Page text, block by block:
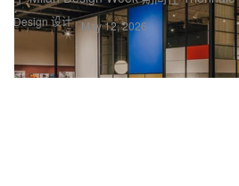
Design 设计 May 12, 2026